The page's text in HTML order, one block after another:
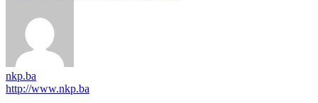
nkp.ba
http://www.nkp.ba